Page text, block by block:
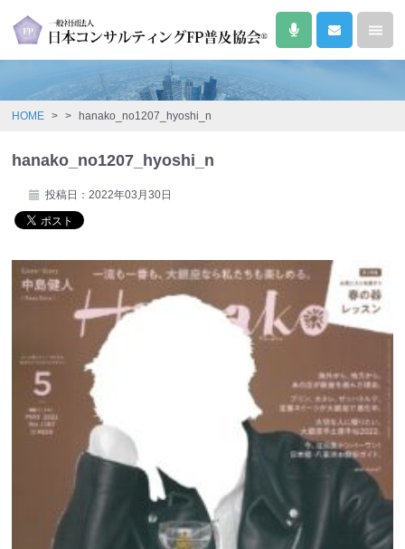
HOME > > hanako_no1207_hyoshi_n
hanako_no1207_hyoshi_n
投稿日：2022年03月30日